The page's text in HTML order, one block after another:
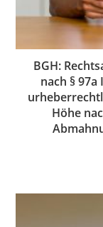
BGH:
nach §
Höhe